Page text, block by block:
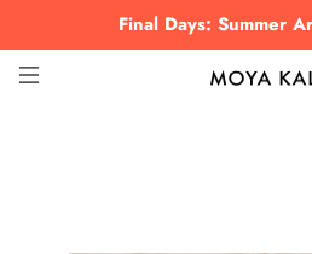
Final Days: Summer